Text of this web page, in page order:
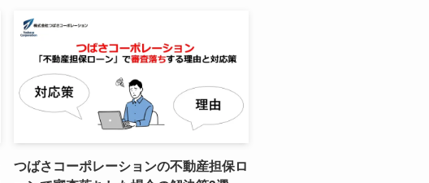
つばさコーポレーションの不動産担保ロ